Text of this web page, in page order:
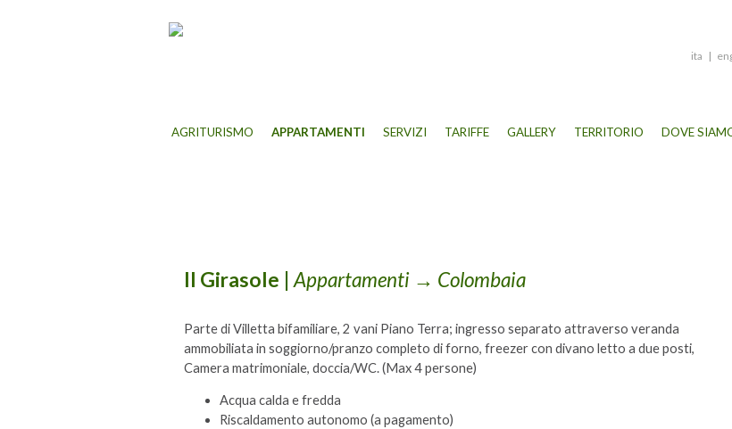
ita |
AGRITURISMO APPARTAMENTI SERVIZI TARIFFE GALLERY TERRITORIO DOVE
Il Girasole Appartamenti → Colombaia
Parte di Villetta bifamiliare, 2 vani Piano Terra; ingresso separato attraverso veranda
ammobiliata in soggiorno/pranzo completo di forno, freezer con divano letto a due posti,
Camera matrimoniale, doccia/WC. (Max 4 persone)
Acqua calda e fredda
Riscaldamento autonomo (a pagamento)